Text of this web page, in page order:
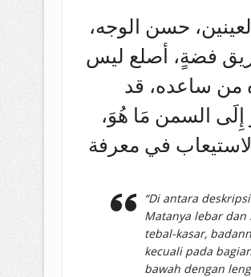
حسن الوجه،
فضةٍ، أصلع ليس
من ساعده، قد
السمن مَا هُوَ،
في معرفة
“Di antara
Matanya lebar
tebal-kasar,
kecuali pada
bawah dengan